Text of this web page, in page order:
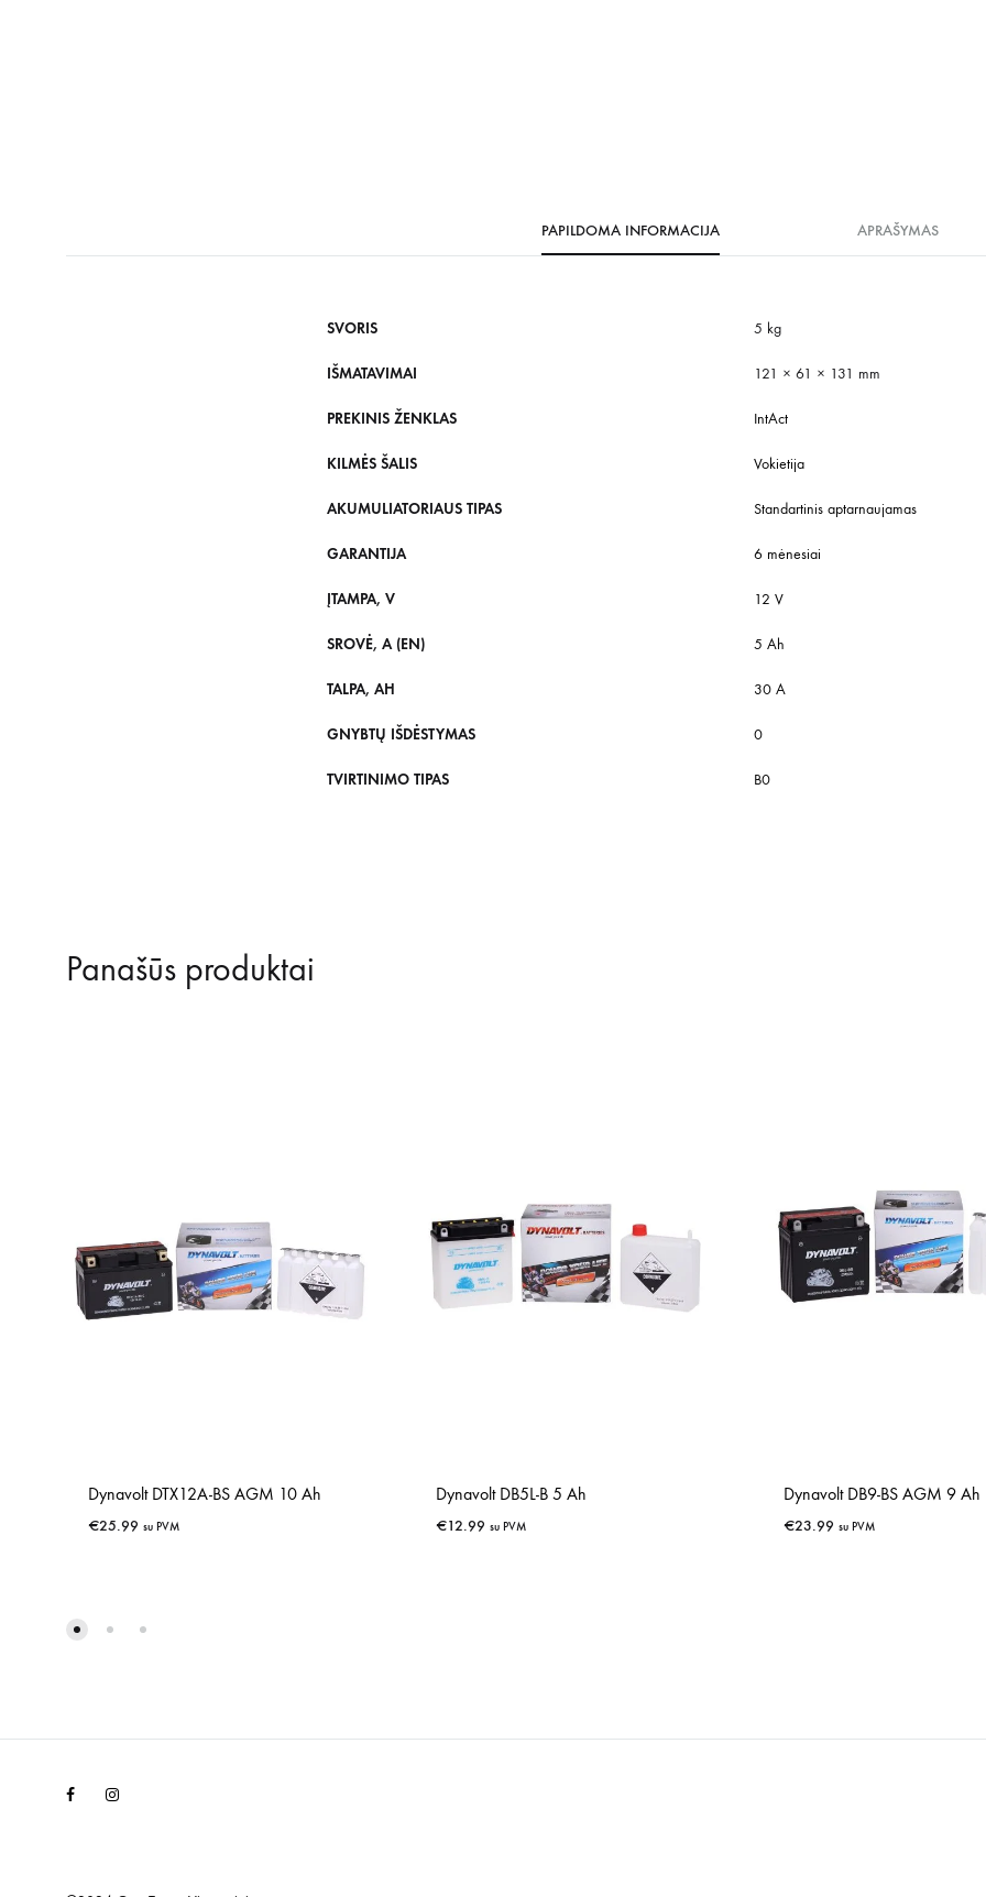
PAPILDOMA INFORMACIJA APRAŠYMAS
SVORIS 5 kg
IŠMATAVIMAI 121 × 61 × 131 mm
PREKINIS ŽENKLAS IntAct
KILMĖS ŠALIS Vokietija
AKUMULIATORIAUS TIPAS Standartinis aptarnaujamas
GARANTIJA 6 mėnesiai
ĮTAMPA, V 12 V
SROVĖ, A (EN) 5 Ah
TALPA, AH 30 A
GNYBTŲ IŠDĖSTYMAS 0
TVIRTINIMO TIPAS B0
Panašūs produktai
Dynavolt DTX12A-BS AGM 10 Ah
€25.99 su PVM
Dynavolt DB5L-B 5 Ah
€12.99 su PVM
Dynavolt DB9-BS AGM 9 Ah
€23.99 su PVM
FacebookInstagram